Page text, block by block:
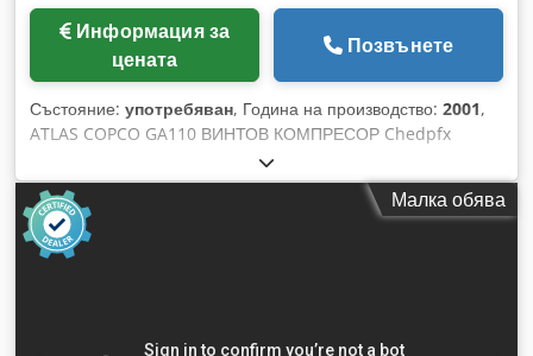
Информация за
цената
Позвънете
Състояние: употребяван, Година на производство: 2001,
ATLAS COPCO GA110 ВИНТОВ КОМПРЕСОР Chedpfx
Малка обява